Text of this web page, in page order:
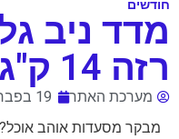
חודשים
מדד ניב
רזה 14 ק"ג ב-4 חודשים
מערכת האתר 19 בפברואר 2015
מבקר מסעדות אוהב אוכל?